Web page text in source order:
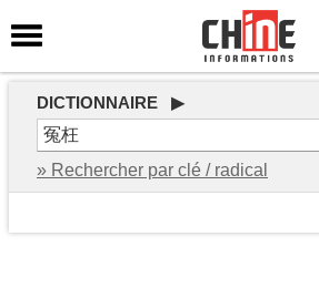
DICTIONNAIRE ▶
» Rechercher par clé / radical